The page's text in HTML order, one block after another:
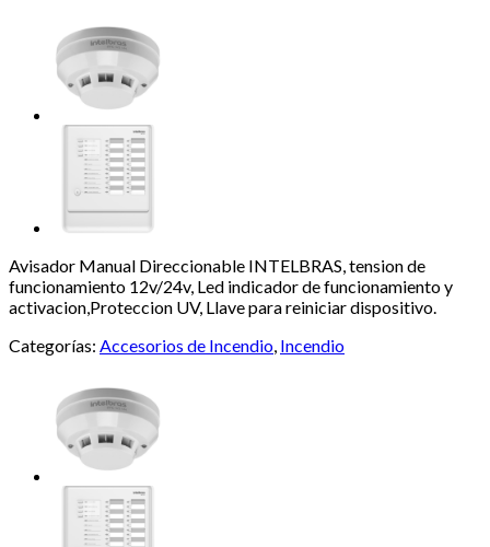
Avisador Manual Direccionable INTELBRAS, tension de
funcionamiento 12v/24v, Led indicador de funcionamiento y
activacion,Proteccion UV, Llave para reiniciar dispositivo.
Categorías: Accesorios de Incendio Incendio